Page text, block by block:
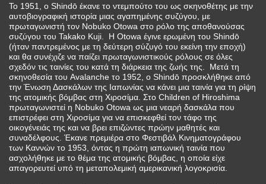
Το 1951, ο Shindō έκανε το ντεμπούτο του ως σκηνοθέτης με την
αυτοβιογραφική ιστορία μιας αγαπημένης συζύγου, με
πρωταγωνιστή τον Nobuko Otowa στο ρόλο της αποθανούσας
συζύγου του Takako Kuji. Η Otowa έγινε ερωμένη του Shindō
(ήταν παντρεμένος με τη δεύτερη σύζυγό του εκείνη την εποχή)
και θα συνέχιζε να παίζει πρωταγωνιστικούς ρόλους σε όλες
σχεδόν τις ταινίες του κατά τη διάρκεια της ζωής της. Μετά τη
σκηνοθεσία του Avalanche το 1952, ο Shindō προσκλήθηκε από
την Ένωση Δασκάλων της Ιαπωνίας να κάνει μια ταινία για τη ρίψη
της ατομικής βόμβας στη Χιροσίμα. Στο Children of Hiroshima
πρωταγωνιστεί η Nobuko Otowa ως μια νεαρή δασκάλα που
επιστρέφει στη Χιροσίμα για να επισκεφθεί τον τάφο της
οικογένειάς της και να βρει επιζώντες πρώην μαθητές και
συναδέλφους. Έκανε πρεμιέρα στο Φεστιβάλ Κινηματογράφου
των Καννών το 1953, όντας η πρώτη ιαπωνική ταινία που
ασχολήθηκε με το θέμα της ατομικής βόμβας, η οποία είχε
απαγορευτεί υπό τη μεταπολεμική αμερικανική λογοκρισία.